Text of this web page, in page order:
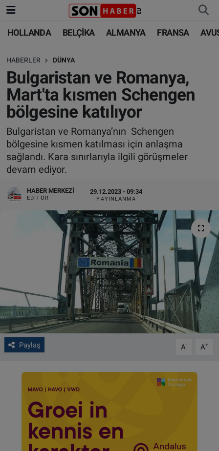
HOLLANDA BELÇİKA ALMANYA FRANSA
HABERLER DÜNYA
Bulgaristan ve Romanya,
Mart'ta kısmen Schengen
bölgesine katılıyor
Bulgaristan ve Romanya’nın Schengen
bölgesine kısmen katılması için anlaşma
sağlandı. Kara sınırlarıyla ilgili görüşmeler
devam ediyor.
HABER MERKEZI
EDITÖR
29.12.2023 - 09:34
YAYINLANMA
Paylaş A- A+
HOLLANDA
BELÇİKA
ALMANYA
FRANSA
AVUSTURYA
SAĞLIK - YAŞAM
BİLİM-TEKNOLOJİ
HOLLANDA
BELÇİKA
ALMANYA
TÜRKİYE
DÜNYA
BİLİM-TEKNOLOJİ
SAĞLIK
FOTO GALERİ
VIDEO GALERİ
ALGEMENE VOORWAARDEN
CONTACT
Çerez Politikası
Nöbetçi Eczaneler
Hava Durumu
Trafik Durumu
Süper Lig Puan Durumu ve Fikstür
Tüm Manşetler
Son Dakika Haberleri
Haber Arşivi